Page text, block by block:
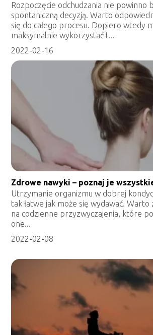
Rozpoczęcie odchudzania nie powinno
spontaniczną decyzją. Warto
się do całego procesu. Dopiero wtedy
maksymalnie wykorzystać t...
2022-02-16
Zdrowe nawyki – poznaj je
Utrzymanie organizmu w dobrej
tak łatwe jak może się wydawać. Warto
na codzienne przyzwyczajenia, które
one...
2022-02-08